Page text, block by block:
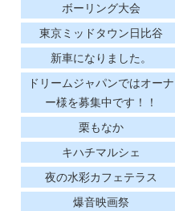
ボーリング大会
東京ミッドタウン日比谷
新車になりました。
ドリームジャパンではオーナ
ー様を募集中です！！
栗もなか
キハチマルシェ
夜の水彩カフェテラス
爆音映画祭